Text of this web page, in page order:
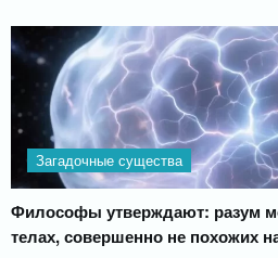
Загадочные существа
Философы утверждают: разум
телах, совершенно не похожих